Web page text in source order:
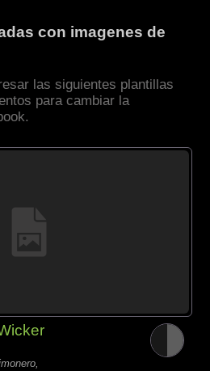
con imagenes de
las siguientes plantillas
para cambiar la